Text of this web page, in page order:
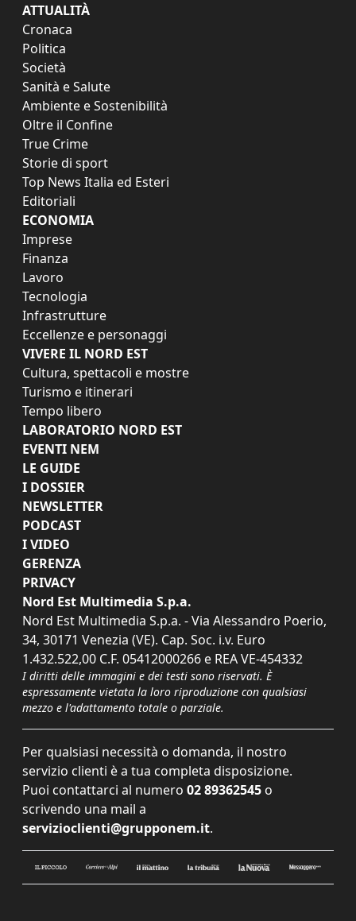
ATTUALITÀ
Cronaca
Politica
Società
Sanità e Salute
Ambiente e Sostenibilità
Oltre il Confine
True Crime
Storie di sport
Top News Italia ed Esteri
Editoriali
ECONOMIA
Imprese
Finanza
Lavoro
Tecnologia
Infrastrutture
Eccellenze e personaggi
VIVERE IL NORD EST
Cultura, spettacoli e mostre
Turismo e itinerari
Tempo libero
LABORATORIO NORD EST
EVENTI NEM
LE GUIDE
I DOSSIER
NEWSLETTER
PODCAST
I VIDEO
GERENZA
PRIVACY
Nord Est Multimedia S.p.a.
Nord Est Multimedia S.p.a. - Via Alessandro Poerio,
34, 30171 Venezia (VE). Cap. Soc. i.v. Euro
1.432.522,00 C.F. 05412000266 e REA VE-454332
I diritti delle immagini e dei testi sono riservati. È
espressamente vietata la loro riproduzione con qualsiasi
mezzo e l'adattamento totale o parziale.
Per qualsiasi necessità o domanda, il nostro
servizio clienti è a tua completa disposizione.
Puoi contattarci al numero 02 89362545 o
scrivendo una mail a
servizioclienti@grupponem.it.